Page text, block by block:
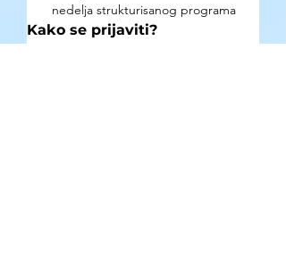
nedelja strukturisanog programa
Kako se prijaviti?